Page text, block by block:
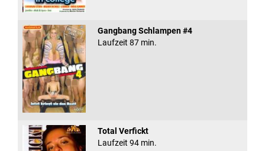
Gangbang Schlampen #4
Laufzeit 87 min.
Total Verfickt
Laufzeit 94 min.